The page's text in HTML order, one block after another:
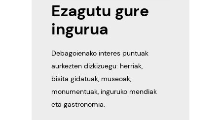
Ezagutu gure
ingurua
Debagoienako interes puntuak
aurkezten dizkizuegu: herriak,
bisita gidatuak, museoak,
monumentuak, inguruko mendiak
eta gastronomia.